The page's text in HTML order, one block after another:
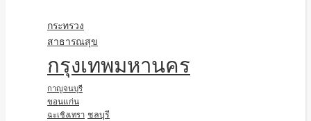
กระทรวง
สาธารณสุข
กรุงเทพมหานคร
กาญจนบุรี
ขอนแก่น
ฉะเชิงเทรา ชลบุรี